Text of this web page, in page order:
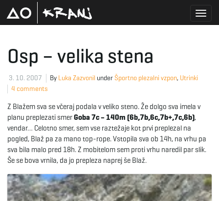
g
l
Osp – velika stena
3. 10. 2007 By Luka Zazvonil under Športno plezalni vzpon, Utrinki
4 comments
Z Blažem sva se včeraj podala v veliko steno. Že dolgo sva imela v
planu preplezati smerGoba 7c – 140m (6b,7b,6c,7b+,7c,6b),
vendar… Celotno smer, sem vse raztežaje kot prvi preplezal na
pogled, Blaž pa za mano top-rope. Vstopila sva ob 14h, na vrhu pa
sva bila malo pred 18h. Z mobitelom sem proti vrhu naredil par slik.
Še se bova vrnila, da jo prepleza naprej še Blaž.